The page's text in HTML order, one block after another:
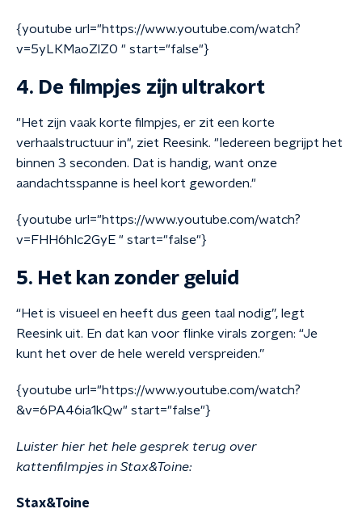
{youtube url="https://www.youtube.com/watch?
v=5yLKMaoZlZ0 " start="false"}
4. De filmpjes zijn ultrakort
"Het zijn vaak korte filmpjes, er zit een korte
verhaalstructuur in", ziet Reesink. "Iedereen begrijpt het
binnen 3 seconden. Dat is handig, want onze
aandachtsspanne is heel kort geworden."
{youtube url="https://www.youtube.com/watch?
v=FHH6hIc2GyE " start="false"}
5. Het kan zonder geluid
“Het is visueel en heeft dus geen taal nodig”, legt
Reesink uit. En dat kan voor flinke virals zorgen: “Je
kunt het over de hele wereld verspreiden.”
{youtube url="https://www.youtube.com/watch?
&v=6PA46ia1kQw" start="false"}
Luister hier het hele gesprek terug over
kattenfilmpjes in Stax&Toine:
Stax&Toine